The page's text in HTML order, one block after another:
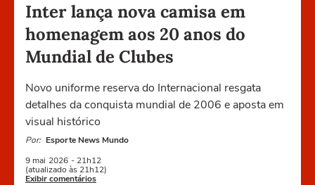
Inter lança nova camisa em
homenagem aos 20 anos do
Mundial de Clubes
Novo uniforme reserva do Internacional resgata
detalhes da conquista mundial de 2006 e aposta em
visual histórico
Por: Esporte News Mundo
9 mai 2026 - 21h12
(atualizado às 21h12)
Exibir comentários